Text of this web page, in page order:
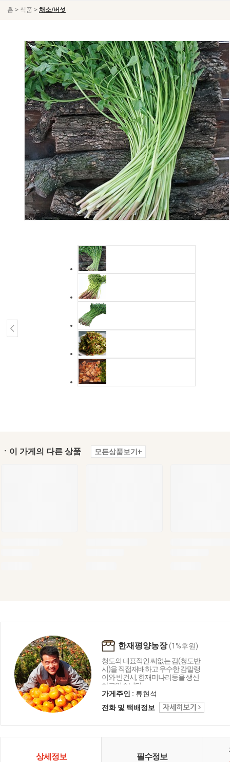
홈 > 식품 > 채소/버섯
ㆍ이 가게의 다른 상품 모든상품보기+
한재평양농장(1%후원)
청도의 대표적인 씨없는 감(청도반
시)을 직접재배하고 우수한 감말랭
이와 반건시, 한재미나리등을 생산
하고있습니다.
가게주인 : 류현석
전화 및 택배정보
상세정보 필수정보